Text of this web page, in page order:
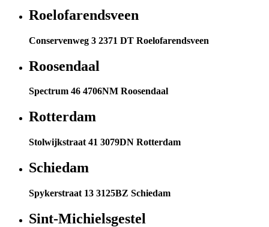
Roelofarendsveen
Conservenweg 3 2371 DT Roelofarendsveen
Roosendaal
Spectrum 46 4706NM Roosendaal
Rotterdam
Stolwijkstraat 41 3079DN Rotterdam
Schiedam
Spykerstraat 13 3125BZ Schiedam
Sint-Michielsgestel